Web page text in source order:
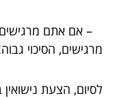
– אם אתם
מרגישים, הסיכוי
לסיום, הצעת